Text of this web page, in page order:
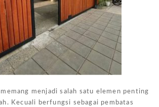
menjadi salah satu elemen penting
Kecuali berfungsi sebagai pembatas